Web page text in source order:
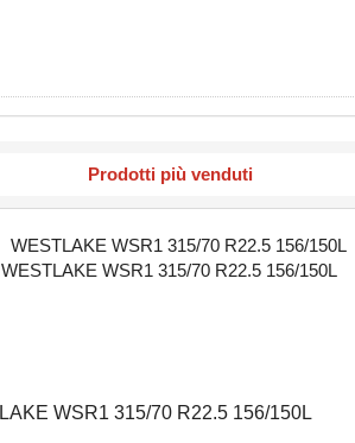
Prodotti più venduti
WSR1 315/70 R22.5 156/150L